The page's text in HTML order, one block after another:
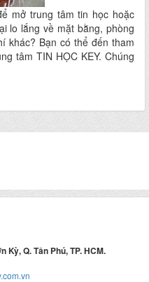
mở trung tâm tin học hoặc
lo lắng về mặt bằng, phòng
khác? Bạn có thể đến tham
tâm TIN HỌC KEY. Chúng
Kỳ, Q. Tân Phú, TP. HCM.